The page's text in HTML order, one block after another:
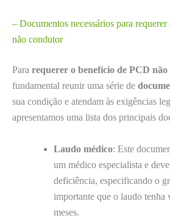
– Documentos necessários para
não condutor
Para requerer o benefício de PCD
fundamental reunir uma série de
sua condição e atendam às exigências
apresentamos uma lista dos principais
Laudo médico: Este
um médico especialista e
deficiência, especificando o
importante que o laudo tenha
meses.